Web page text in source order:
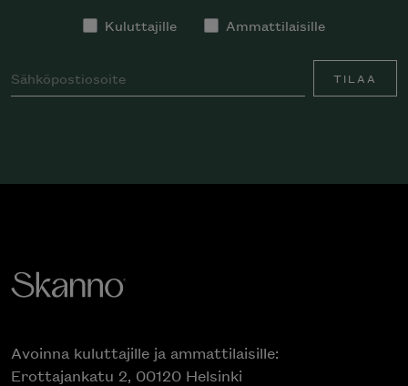
Kuluttajille Ammattilaisille
TILAA
Avoinna kuluttajille ja ammattilaisille:
Erottajankatu 2, 00120 Helsinki